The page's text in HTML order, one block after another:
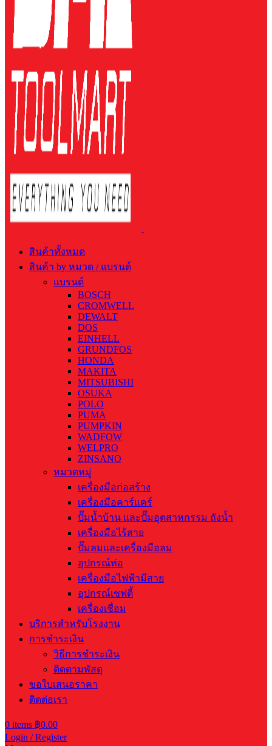
สินค้าทั้งหมด
สินค้า by หมวด / แบรนด์
แบรนด์
BOSCH
CROMWELL
DEWALT
DOS
EINHELL
GRUNDFOS
HONDA
MAKITA
MITSUBISHI
OSUKA
POLO
PUMA
PUMPKIN
WADFOW
WELPRO
ZINSANO
หมวดหมู่
เครื่องมือก่อสร้าง
เครื่องมือคาร์แคร์
ปั๊มน้ำบ้าน และปั๊มอุตสาหกรรม ถังน้ำ
เครื่องมือไร้สาย
ปั๊มลมและเครื่องมือลม
อุปกรณ์ท่อ
เครื่องมือไฟฟ้ามีสาย
อุปกรณ์เซฟตี้
เครื่องเชื่อม
บริการสำหรับโรงงาน
การชำระเงิน
วิธีการชำระเงิน
ติดตามพัสดุ
ขอใบเสนอราคา
ติดต่อเรา
0 items ฿0.00
Login / Register